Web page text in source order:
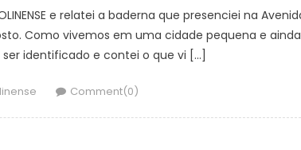
e relatei a baderna que presenciei na
Como vivemos em uma cidade pequena e ainda
identificado e contei o que vi […]
Comment(0)